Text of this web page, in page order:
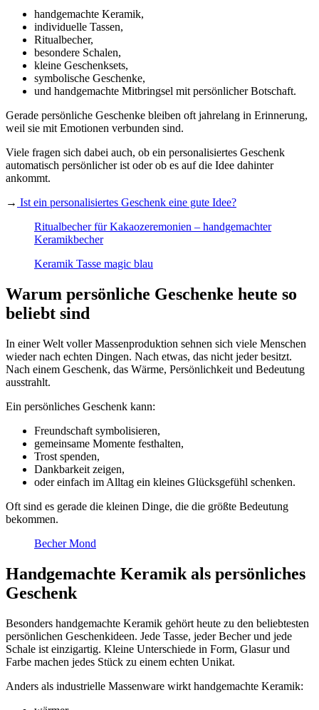
handgemachte Keramik,
individuelle Tassen,
Ritualbecher,
besondere Schalen,
kleine Geschenksets,
symbolische Geschenke,
und handgemachte Mitbringsel mit persönlicher Botschaft.
Gerade persönliche Geschenke bleiben oft jahrelang in Erinnerung,
weil sie mit Emotionen verbunden sind.
Viele fragen sich dabei auch, ob ein personalisiertes Geschenk
automatisch persönlicher ist oder ob es auf die Idee dahinter
ankommt.
→ Ist ein personalisiertes Geschenk eine gute Idee?
Ritualbecher für Kakaozeremonien – handgemachter
Keramikbecher
Keramik Tasse magic blau
Warum persönliche Geschenke heute so
beliebt sind
In einer Welt voller Massenproduktion sehnen sich viele Menschen
wieder nach echten Dingen. Nach etwas, das nicht jeder besitzt.
Nach einem Geschenk, das Wärme, Persönlichkeit und Bedeutung
ausstrahlt.
Ein persönliches Geschenk kann:
Freundschaft symbolisieren,
gemeinsame Momente festhalten,
Trost spenden,
Dankbarkeit zeigen,
oder einfach im Alltag ein kleines Glücksgefühl schenken.
Oft sind es gerade die kleinen Dinge, die die größte Bedeutung
bekommen.
Becher Mond
Handgemachte Keramik als persönliches
Geschenk
Besonders handgemachte Keramik gehört heute zu den beliebtesten
persönlichen Geschenkideen. Jede Tasse, jeder Becher und jede
Schale ist einzigartig. Kleine Unterschiede in Form, Glasur und
Farbe machen jedes Stück zu einem echten Unikat.
Anders als industrielle Massenware wirkt handgemachte Keramik: